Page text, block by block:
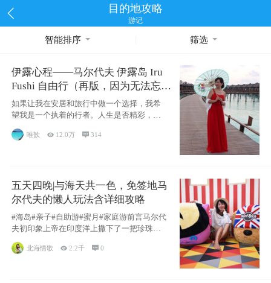
目的地攻略
游记
智能排序 筛选
伊露心程——马尔代夫 伊露岛 Iru
Fushi 自由行（再版，因为无法忘却
的留恋）
如果让我在安居和旅行中做一个选择，我希
望我是一个执着的行者。人生是否精彩，都
源于自己
唯歆  12.0万  314
五天四晚|与海天共一色，免签地马
尔代夫的懒人玩法含详细攻略
#海岛#亲子#自助游#蜜月#家庭游前言马尔代
夫初印象上帝在印度洋上撒下了一把珍珠，
北海情歌 2.2千 0